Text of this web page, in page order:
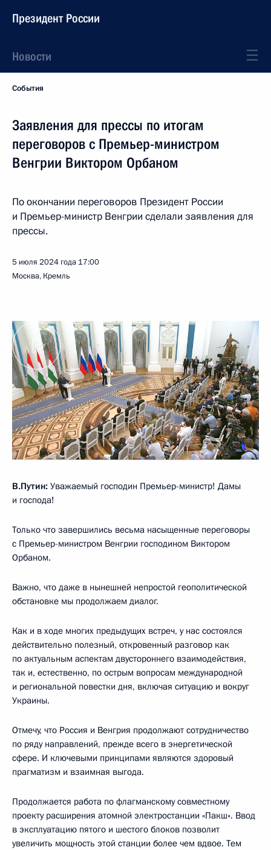
Президент России
Новости
События
Заявления для прессы по итогам
переговоров с Премьер-министром
Венгрии Виктором Орбаном
По окончании переговоров Президент России
и Премьер-министр Венгрии сделали заявления для
прессы.
5 июля 2024 года 17:00
Москва, Кремль
В.Путин: Уважаемый господин Премьер-министр! Дамы
и господа!
Только что завершились весьма насыщенные переговоры
с Премьер-министром Венгрии господином Виктором
Орбаном.
Важно, что даже в нынешней непростой геополитической
обстановке мы продолжаем диалог.
Как и в ходе многих предыдущих встреч, у нас состоялся
действительно полезный, откровенный разговор как
по актуальным аспектам двустороннего взаимодействия,
так и, естественно, по острым вопросам международной
и региональной повестки дня, включая ситуацию и вокруг
Украины.
Отмечу, что Россия и Венгрия продолжают сотрудничество
по ряду направлений, прежде всего в энергетической
сфере. И ключевыми принципами являются здоровый
прагматизм и взаимная выгода.
Продолжается работа по флагманскому совместному
проекту расширения атомной электростанции «Пакш». Ввод
в эксплуатацию пятого и шестого блоков позволит
увеличить мощность этой станции более чем вдвое. Тем